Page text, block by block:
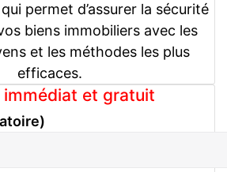
permet d’assurer la sécurité
biens immobiliers avec les
et les méthodes les plus
efficaces.
immédiat et gratuit